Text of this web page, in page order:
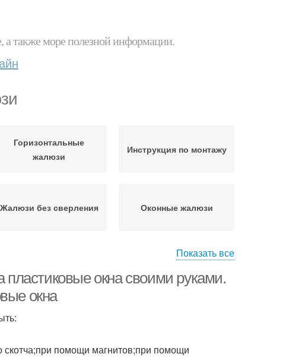
а также море полезной информации.
Горизонтальные
жалюзи
Инструкция по монтажу
Жалюзи без сверления Оконные жалюзи
Показать все
пластиковые окна своими руками.
окна
помощи магнитов;при помощи